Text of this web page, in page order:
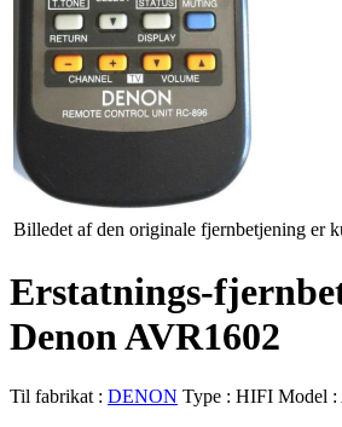
Billedet af den originale fjernbetjening er
Erstatnings-
Denon AVR1602
Til fabrikat : DENON Type : HIFI Model :